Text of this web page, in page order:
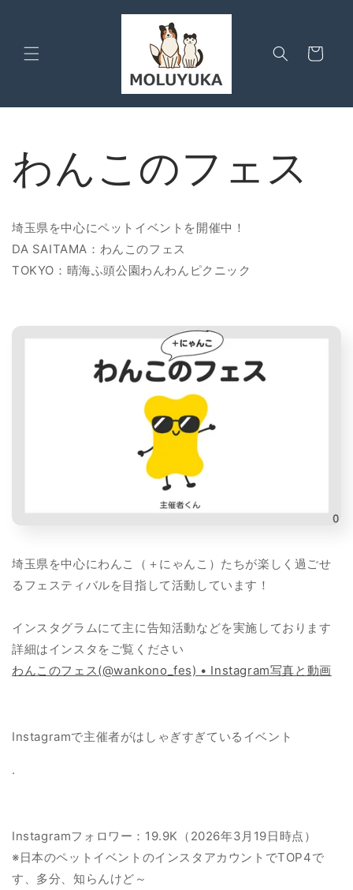
Cart
わんこのフェス
埼玉県を中心にペットイベントを開催中！
DA SAITAMA：わんこのフェス
TOKYO：晴海ふ頭公園わんわんピクニック
埼玉県を中心にわんこ（＋にゃんこ）たちが楽しく過ごせ
るフェスティバルを目指して活動しています！
インスタグラムにて主に告知活動などを実施しております
詳細はインスタをご覧ください
わんこのフェス(@wankono_fes) • Instagram写真と動画
Instagramで主催者がはしゃぎすぎているイベント
.
Instagramフォロワー：19.9K（2026年3月19日時点）
※日本のペットイベントのインスタアカウントでTOP4で
す、多分、知らんけど～